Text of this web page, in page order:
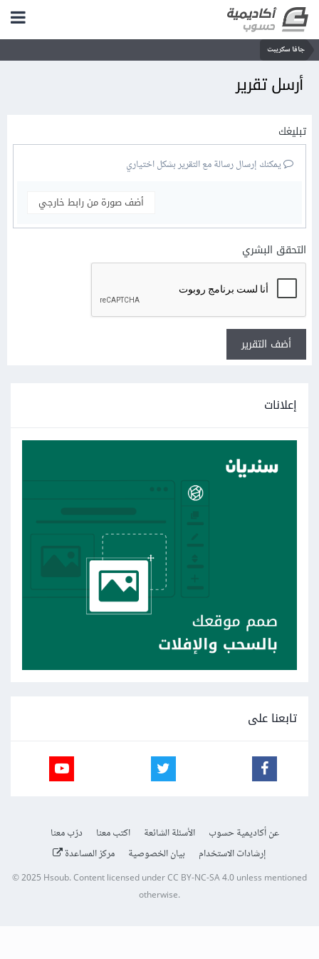
جافا سكريبت
أرسل تقرير
تبليغك
يمكنك إرسال رسالة مع التقرير بشكل اختياري
أضف صورة من رابط خارجي
التحقق البشري
أضف التقرير
إعلانات
تابعنا على
عن أكاديمية حسوب الأسئلة الشائعة اكتب معنا
درّب معنا
إرشادات الاستخدام
بيان الخصوصية مركز المساعدة
© 2025 Hsoub.Content licensed underCC BY-NC-SA 4.0unless mentioned
otherwise.